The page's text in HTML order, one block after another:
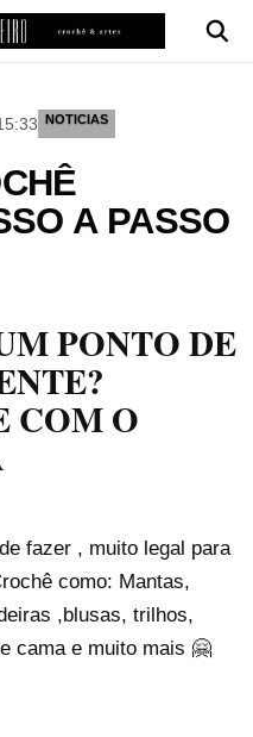
NOTICIAS
A PASSO
PONTO DE
COM O
fazer , muito legal para
como: Mantas,
,blusas, trilhos,
cama e muito mais 🤗